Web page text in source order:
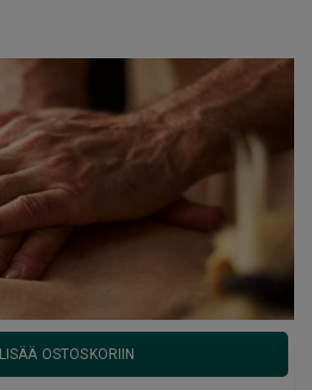
LISÄÄ OSTOSKORIIN